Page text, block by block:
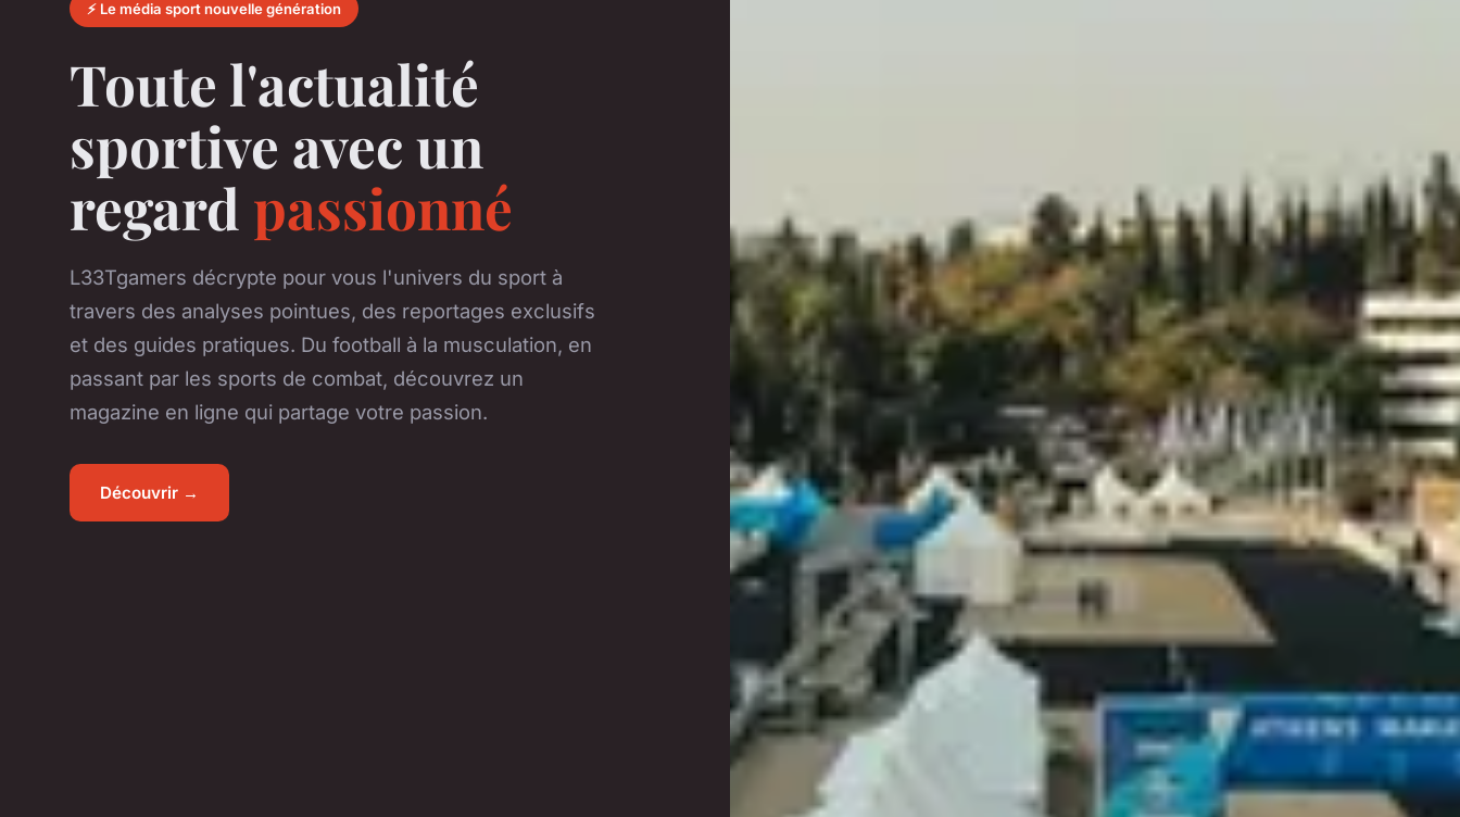
⚡ Le média sport nouvelle génération
Toute l'actualité
sportive avec un
regard passionné
L33Tgamers décrypte pour vous l'univers du sport à
travers des analyses pointues, des reportages exclusifs
et des guides pratiques. Du football à la musculation, en
passant par les sports de combat, découvrez un
magazine en ligne qui partage votre passion.
Découvrir →